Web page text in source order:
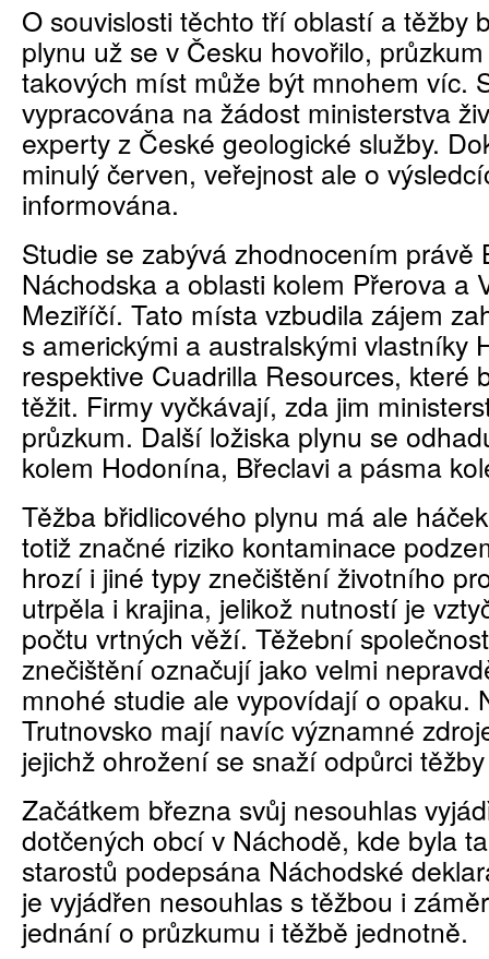
O souvislosti těchto tří oblastí a těžby
plynu už se v Česku hovořilo,
takových míst může být mnohem víc.
vypracována na žádost ministerstva
experty z České geologické služby.
minulý červen, veřejnost ale o
informována.
Studie se zabývá zhodnocením právě
Náchodska a oblasti kolem Přerova a
Meziříčí. Tato místa vzbudila zájem
s americkými a australskými vlastníky
respektive Cuadrilla Resources, které
těžit. Firmy vyčkávají, zda jim
průzkum. Další ložiska plynu se
kolem Hodonína, Břeclavi a pásma
Těžba břidlicového plynu má ale
totiž značné riziko kontaminace
hrozí i jiné typy znečištění životního
utrpěla i krajina, jelikož nutností je
počtu vrtných věží. Těžební
znečištění označují jako velmi
mnohé studie ale vypovídají o opaku.
Trutnovsko mají navíc významné
jejichž ohrožení se snaží odpůrci
Začátkem března svůj nesouhlas
dotčených obcí v Náchodě, kde byla
starostů podepsána Náchodské
je vyjádřen nesouhlas s těžbou i
jednání o průzkumu i těžbě jednotně.